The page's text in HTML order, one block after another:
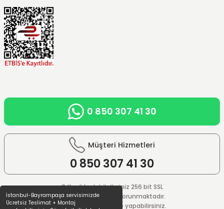
İstanbul-Bayrampaşa servisimizde
Ücretsiz Teslimat + Montaj
0 850 307 41 30
Müşteri Hizmetleri
0 850307 41 30
© Kredi kartı bilgileriniz 256 bit SSL
güvenlik sistemi ile korunmaktadır.
%100 güvenle ödeme yapabilirsiniz.